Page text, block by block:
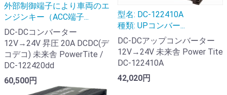
外部制御端子により車両のエ
ンジンキー（ACC端子...
DC-DCコンバーター
12V→24V 昇圧 20A DCDC(デ
コデコ) 未来舎 PowerTite /
DC-122420dd
60,500円
型名: DC-122410A
種類: UPコンバー...
DC-DCアップコンバーター
12V→24V 未来舎 Power Tite
DC-122410A
42,020円